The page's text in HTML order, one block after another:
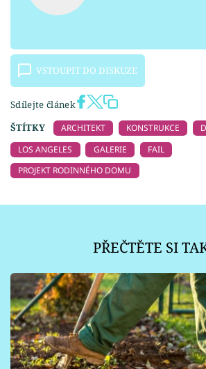
VSTOUPIT DO DISKUZE
Sdílejte článek
ŠTÍTKY
ARCHITEKT KONSTRUKCE
LOS ANGELES
GALERIE
FAIL
PROJEKT RODINNÉHO DOMU
PŘEČTĚTE SI